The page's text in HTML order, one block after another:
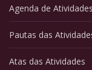
Agenda de Atividades
Pautas das
Atas das Atividades